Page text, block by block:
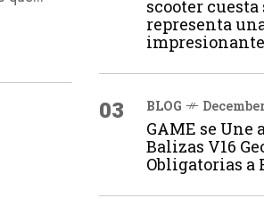
scooter cuesta
representa
impresionante
03 BLOG
GAME se Une
Balizas V16
Obligatorias a